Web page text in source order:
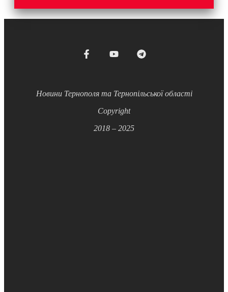
Новини Тернополя та Тернопільської області
Copyright
2018 – 2025